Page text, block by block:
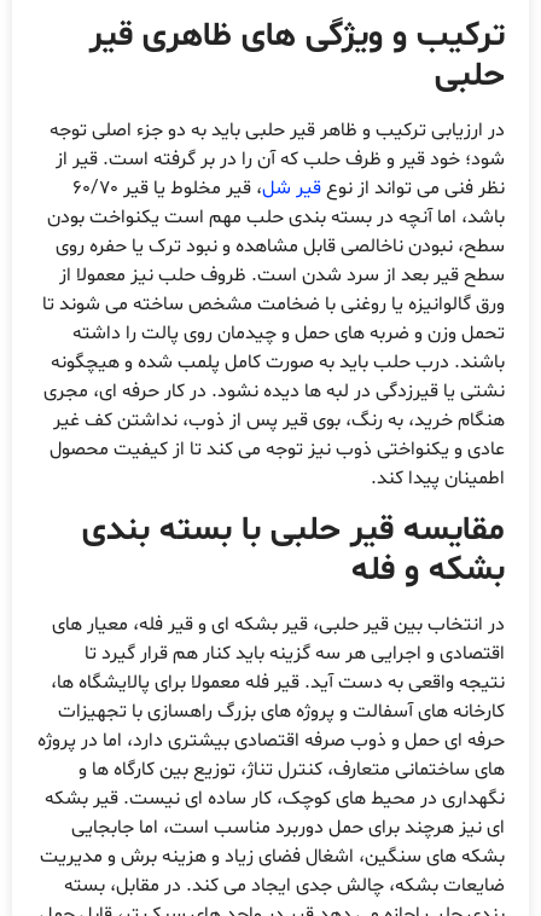
ترکیب و ویژگی های ظاهری قیر
حلبی
در ارزیابی ترکیب و ظاهر قیر حلبی باید به دو جزء اصلی توجه
شود؛ خود قیر و ظرف حلب که آن را در بر گرفته است. قیر از
نظر فنی می تواند از نوعقیر شل
، قیر مخلوط یا قیر 60/70
باشد، اما آنچه در بسته بندی حلب مهم است یکنواخت بودن
سطح، نبودن ناخالصی قابل مشاهده و نبود ترک یا حفره روی
سطح قیر بعد از سرد شدن است. ظروف حلب نیز معمولا از
ورق گالوانیزه یا روغنی با ضخامت مشخص ساخته می شوند تا
تحمل وزن و ضربه های حمل و چیدمان روی پالت را داشته
باشند. درب حلب باید به صورت کامل پلمب شده و هیچگونه
نشتی یا قیرزدگی در لبه ها دیده نشود. در کار حرفه ای، مجری
هنگام خرید، به رنگ، بوی قیر پس از ذوب، نداشتن کف غیر
عادی و یکنواختی ذوب نیز توجه می کند تا از کیفیت محصول
اطمینان پیدا کند.
مقایسه قیر حلبی با بسته بندی
بشکه و فله
در انتخاب بین قیر حلبی، قیر بشکه ای و قیر فله، معیار های
اقتصادی و اجرایی هر سه گزینه باید کنار هم قرار گیرد تا
نتیجه واقعی به دست آید. قیر فله معمولا برای پالایشگاه ها،
کارخانه های آسفالت و پروژه های بزرگ راهسازی با تجهیزات
حرفه ای حمل و ذوب صرفه اقتصادی بیشتری دارد، اما در پروژه
های ساختمانی متعارف، کنترل تناژ، توزیع بین کارگاه ها و
نگهداری در محیط های کوچک، کار ساده ای نیست. قیر بشکه
ای نیز هرچند برای حمل دوربرد مناسب است، اما جابجایی
بشکه های سنگین، اشغال فضای زیاد و هزینه برش و مدیریت
ضایعات بشکه، چالش جدی ایجاد می کند. در مقابل، بسته